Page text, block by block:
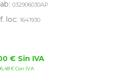
032906030AP
loc: 1641930
€ Sin IVA
€ Con IVA